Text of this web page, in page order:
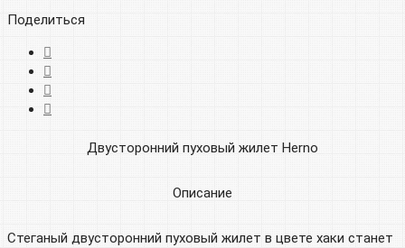
Поделиться
Двусторонний пуховый жилет Herno
Описание
Стеганый двусторонний пуховый жилет в цвете хаки станет